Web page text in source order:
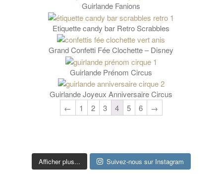
Guirlande Fanions
Etiquette candy bar Retro Scrabbles
Grand Confetti Fée Clochette – Disney
Guirlande Prénom Circus
Guirlande Joyeux Anniversaire Circus
←
1 2 3 4 5 6 →
Afficher plus... Suivez-nous sur Instagram